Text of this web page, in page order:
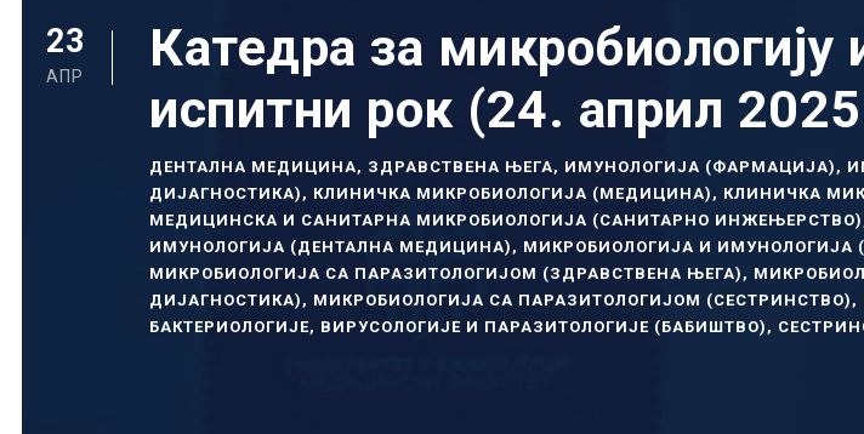
23
АПР
Катедра за
испитни рок (24. април
ДЕНТАЛНА МЕДИЦИНА, ЗДРАВСТВЕНА ЊЕГА, ИМУНОЛОГИЈА (ФАРМАЦИЈА) ,
ДИЈАГНОСТИКА) , КЛИНИЧКА МИКРОБИОЛОГИЈА (МЕДИЦИНА) , КЛИНИЧКА
МЕДИЦИНСКА И САНИТАРНА МИКРОБИОЛОГИЈА (САНИТАРНО ИНЖЕЊЕРСТВО)
ИМУНОЛОГИЈА (ДЕНТАЛНА МЕДИЦИНА) , МИКРОБИОЛОГИЈА И ИМУНОЛОГИЈА
МИКРОБИОЛОГИЈА СА ПАРАЗИТОЛОГИЈОМ (ЗДРАВСТВЕНА ЊЕГА) ,
ДИЈАГНОСТИКА) , МИКРОБИОЛОГИЈА СА ПАРАЗИТОЛОГИЈОМ (СЕСТРИНСТВО) ,
БАКТЕРИОЛОГИЈЕ, ВИРУСОЛОГИЈЕ И ПАРАЗИТОЛОГИЈЕ (БАБИШТВО) ,